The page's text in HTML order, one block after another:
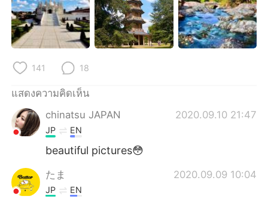
141 18
แสดงความคิดเห็น
chinatsu JAPAN
2020.09.10 21:47
JP EN
beautiful pictures😳
たま 2020.09.09 10:04
JP EN